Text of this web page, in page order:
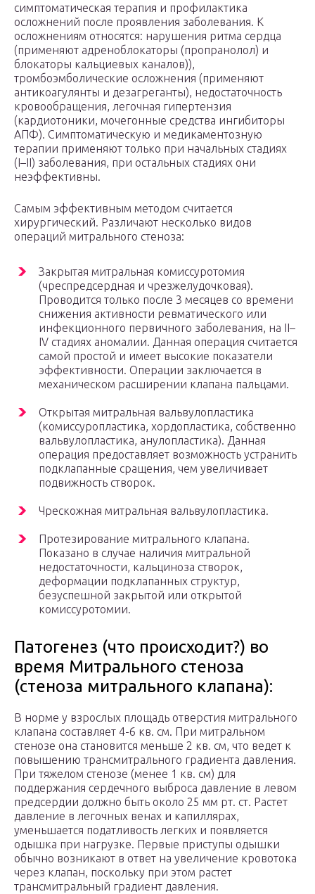
симптоматическая терапия и профилактика
осложнений после проявления заболевания. К
осложнениям относятся: нарушения ритма сердца
(применяют адреноблокаторы (пропранолол) и
блокаторы кальциевых каналов)),
тромбоэмболические осложнения (применяют
антикоагулянты и дезагреганты), недостаточность
кровообращения, легочная гипертензия
(кардиотоники, мочегонные средства ингибиторы
АПФ). Симптоматическую и медикаментозную
терапии применяют только при начальных стадиях
(I–II) заболевания, при остальных стадиях они
неэффективны.
Самым эффективным методом считается
хирургический. Различают несколько видов
операций митрального стеноза:
Закрытая митральная комиссуротомия
(чреспредсердная и чрезжелудочковая).
Проводится только после 3 месяцев со времени
снижения активности ревматического или
инфекционного первичного заболевания, на II–
IV стадиях аномалии. Данная операция считается
самой простой и имеет высокие показатели
эффективности. Операции заключается в
механическом расширении клапана пальцами.
Открытая митральная вальвулопластика
(комиссуропластика, хордопластика, собственно
вальвулопластика, анулопластика). Данная
операция предоставляет возможность устранить
подклапанные сращения, чем увеличивает
подвижность створок.
Чрескожная митральная вальвулопластика.
Протезирование митрального клапана.
Показано в случае наличия митральной
недостаточности, кальциноза створок,
деформации подклапанных структур,
безуспешной закрытой или открытой
комиссуротомии.
Патогенез (что происходит?) во
время Митрального стеноза
(стеноза митрального клапана):
В норме у взрослых площадь отверстия митрального
клапана составляет 4-6 кв. см. При митральном
стенозе она становится меньше 2 кв. см, что ведет к
повышению трансмитрального градиента давления.
При тяжелом стенозе (менее 1 кв. см) для
поддержания сердечного выброса давление в левом
предсердии должно быть около 25 мм рт. ст. Растет
давление в легочных венах и капиллярах,
уменьшается податливость легких и появляется
одышка при нагрузке. Первые приступы одышки
обычно возникают в ответ на увеличение кровотока
через клапан, поскольку при этом растет
трансмитральный градиент давления.